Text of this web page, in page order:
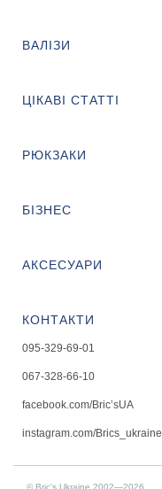
ВАЛІЗИ
ЦІКАВІ СТАТТІ
РЮКЗАКИ
БІЗНЕС
АКСЕСУАРИ
КОНТАКТИ
095-329-69-01
067-328-66-10
facebook.com/Bric’sUA
instagram.com/Brics_ukraine
© Bric's Ukraine 2002—2026